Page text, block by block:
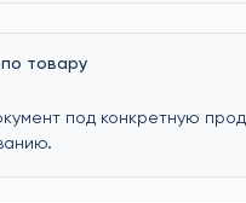
товару
под конкретную